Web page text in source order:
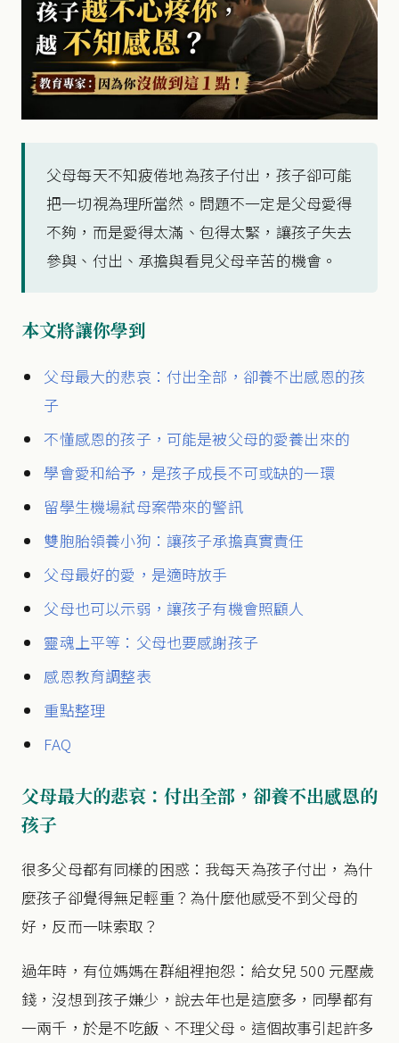
父母每天不知疲倦地為孩子付出，孩子卻可能
把一切視為理所當然。問題不一定是父母愛得
不夠，而是愛得太滿、包得太緊，讓孩子失去
參與、付出、承擔與看見父母辛苦的機會。
本文將讓你學到
父母最大的悲哀：付出全部，卻養不出感恩的孩
子
不懂感恩的孩子，可能是被父母的愛養出來的
學會愛和給予，是孩子成長不可或缺的一環
留學生機場弒母案帶來的警訊
雙胞胎領養小狗：讓孩子承擔真實責任
父母最好的愛，是適時放手
父母也可以示弱，讓孩子有機會照顧人
靈魂上平等：父母也要感謝孩子
感恩教育調整表
重點整理
FAQ
父母最大的悲哀：付出全部，卻養不出感恩的
孩子
很多父母都有同樣的困惑：我每天為孩子付出，為什
麼孩子卻覺得無足輕重？為什麼他感受不到父母的
好，反而一味索取？
過年時，有位媽媽在群組裡抱怨：給女兒 500 元壓歲
錢，沒想到孩子嫌少，說去年也是這麼多，同學都有
一兩千，於是不吃飯、不理父母。這個故事引起許多